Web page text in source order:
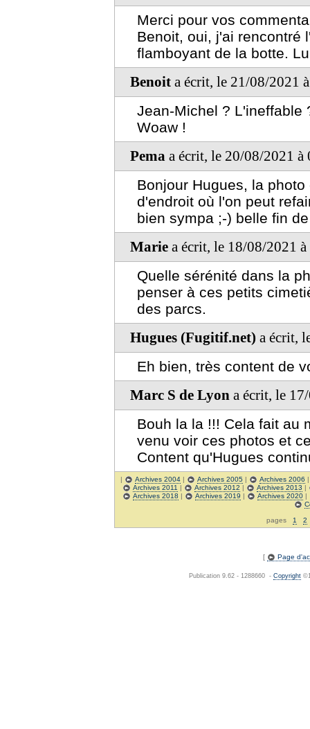
Merci pour vos
Benoit, oui, j'ai rencontré
flamboyant de la botte.
Benoit a écrit, le 21/08/2021
Jean-Michel ? L'ineffable
Woaw !
Pema a écrit, le 20/08/2021 à
Bonjour Hugues, la
d'endroit où l'on peut
bien sympa ;-) belle fin
Marie a écrit, le 18/08/2021
Quelle sérénité dans la
penser à ces petits
des parcs.
Hugues (Fugitif.net) a écrit,
Eh bien, très content de
Marc S de Lyon a écrit, le
Bouh la la !!! Cela fait au
venu voir ces photos et
Content qu'Hugues
| Archives 2004| Archives 2005| Archives 2006
Archives 2011 | Archives 2012 | Archives 2013 |
Archives 2018 | Archives 2019 | Archives 2020|
pages 1 2
[ Page
Publication 9.62 - 1288660 - Copyright